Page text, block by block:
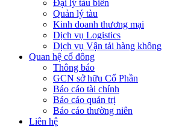
Đại lý tàu biển
Quản lý tàu
Kinh doanh thương mại
Dịch vụ Logistics
Dịch vụ Vận tải hàng không
Quan hệ cổ đông
Thông báo
GCN sở hữu Cổ Phần
Báo cáo tài chính
Báo cáo quản trị
Báo cáo thường niên
Liên hệ